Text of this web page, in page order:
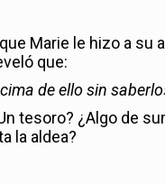
Marie le hizo a su
que:
de ello sin
tesoro? ¿Algo de
la aldea?